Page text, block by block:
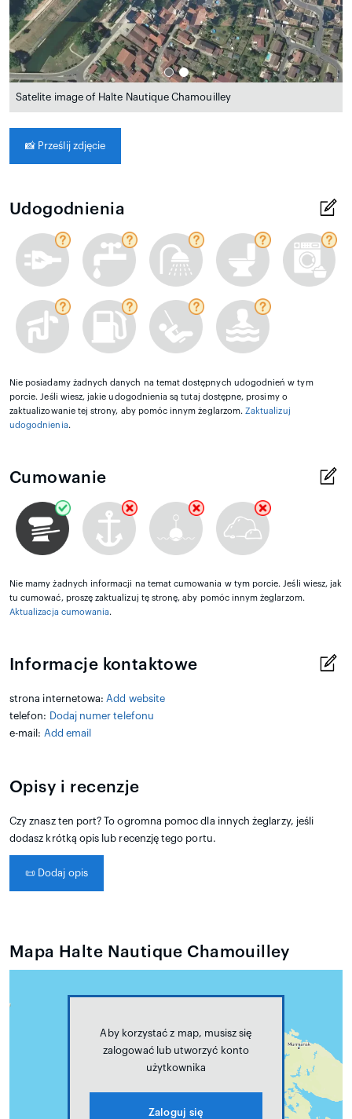
Satelite image of Halte Nautique Chamouilley
📸 Prześlij zdjęcie
Udogodnienia
Nie posiadamy żadnych danych na temat dostępnych udogodnień w tym
porcie. Jeśli wiesz, jakie udogodnienia są tutaj dostępne, prosimy o
zaktualizowanie tej strony, aby pomóc innym żeglarzom.Zaktualizuj
udogodnienia.
Cumowanie
Nie mamy żadnych informacji na temat cumowania w tym porcie. Jeśli wiesz, jak
tu cumować, proszę zaktualizuj tę stronę, aby pomóc innym żeglarzom.
Aktualizacja cumowania.
Informacje kontaktowe
strona internetowa: Add website
telefon:
Dodaj numer telefonu
e-mail: Add email
Opisy i recenzje
Czy znasz ten port? To ogromna pomoc dla innych żeglarzy, jeśli
dodasz krótką opis lub recenzję tego portu.
📜 Dodaj opis
Mapa Halte Nautique Chamouilley
Aby korzystać z map, musisz się
zalogować lub utworzyć konto
użytkownika
Zaloguj się